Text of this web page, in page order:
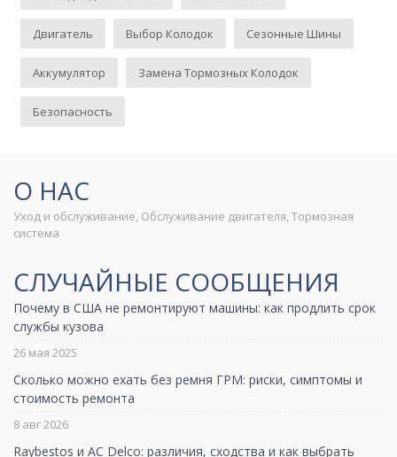
Двигатель Выбор Колодок Сезонные Шины
Аккумулятор Замена Тормозных Колодок
Безопасность
О НАС
Уход и обслуживание, Обслуживание двигателя, Тормозная
система
СЛУЧАЙНЫЕ СООБЩЕНИЯ
Почему в США не ремонтируют машины: как продлить срок
службы кузова
26 мая 2025
Сколько можно ехать без ремня ГРМ: риски, симптомы и
стоимость ремонта
8 авг 2026
Raybestos и AC Delco: различия, сходства и как выбрать